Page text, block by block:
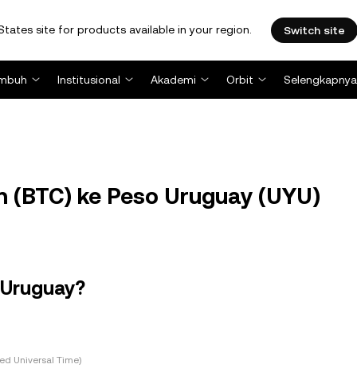
site for products available in your region. Switch site
Institusional Akademi Orbit Selengkapnya
ke Peso Uruguay (UYU)
Universal Time)